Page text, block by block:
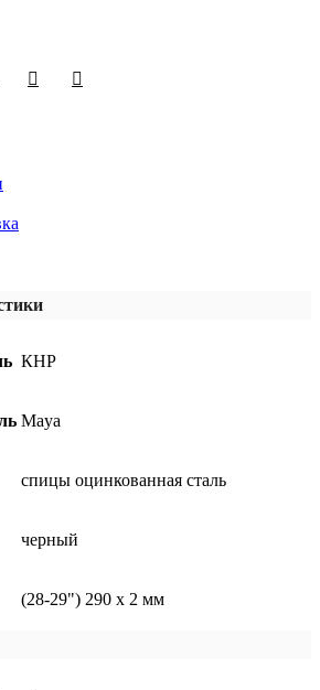
КНР
Maya
спицы оцинкованная сталь
черный
(28-29") 290 х 2 мм